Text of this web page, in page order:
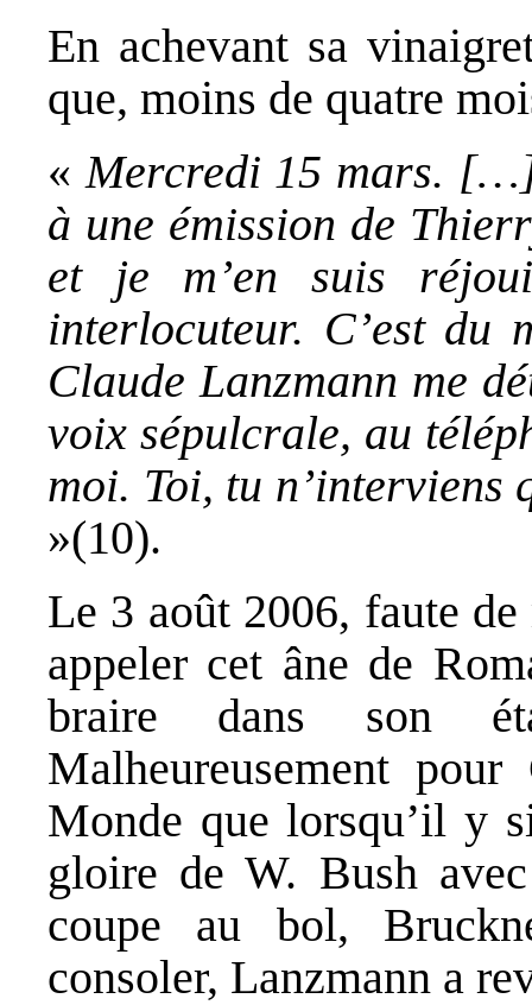
En achevant sa
que, moins de quatre
« Mercredi 15 mars.
à une émission de
et je m’en suis
interlocuteur. C’est du
Claude Lanzmann me
voix sépulcrale, au
moi. Toi, tu
»(10).
Le 3 août 2006, faute
appeler cet âne de
braire dans son
Malheureusement
Monde que lorsqu’il y
gloire de W. Bush
coupe au bol,
consoler, Lanzmann a